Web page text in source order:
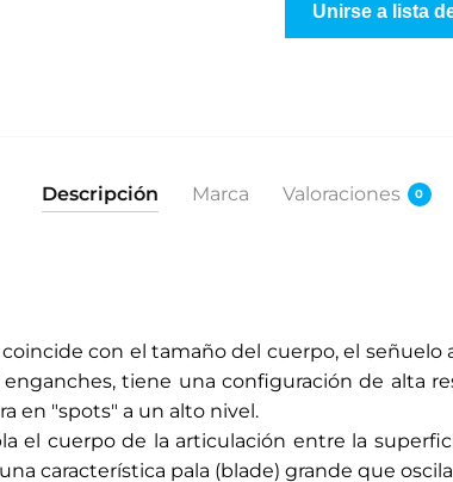
d
c
i
n
d
Unirse a lista
Descripción Marca Valoraciones 0
con el tamaño del cuerpo, el señuelo
tiene una configuración de alta
en "spots" a un alto nivel.
el cuerpo de la articulación entre la
característica pala (blade) grande que